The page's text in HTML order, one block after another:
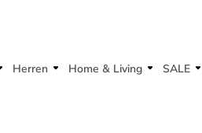
Herren Home & Living SALE